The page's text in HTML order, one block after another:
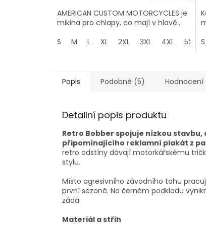
AMERICAN CUSTOM MOTORCYCLES je
mikina pro chlapy, co mají v hlavě...
S
M L XL 2XL 3XL 4XL 5XL
S
Popis Podobné (5) Hodnocení
Detailní popis produktu
Retro Bobber spojuje nízkou
připomínajícího reklamní plakát z
retro odstíny dávají motorkářskému
stylu.
Místo agresivního závodního tahu
první sezoně. Na černém podkladu
záda.
Materiál a střih